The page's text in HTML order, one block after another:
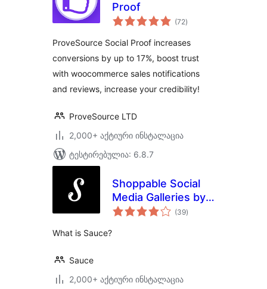
Proof
(72საერთო
რეიტინგი
)
ProveSource Social Proof increases
conversions by up to 17%, boost trust
with woocommerce sales notifications
and reviews, increase your credibility!
ProveSource LTD
2,000+ აქტიური ინსტალაცია
ტესტირებულია: 6.8.7
Shoppable Social
Media Galleries by
Sauce
(39საერთო
რეიტინგი
)
What is Sauce?
Sauce
2,000+ აქტიური ინსტალაცია